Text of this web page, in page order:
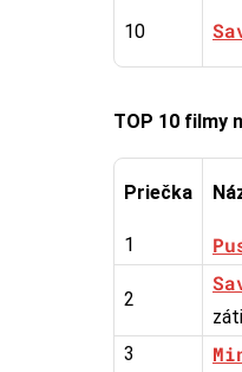
10
TOP 10 filmy
Priečka
1
2
3